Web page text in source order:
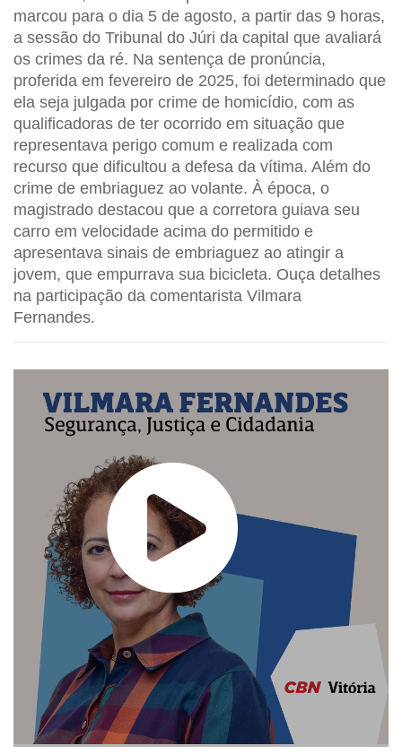
marcou para o dia 5 de agosto, a partir das 9 horas,
a sessão do Tribunal do Júri da capital que avaliará
os crimes da ré. Na sentença de pronúncia,
proferida em fevereiro de 2025, foi determinado que
ela seja julgada por crime de homicídio, com as
qualificadoras de ter ocorrido em situação que
representava perigo comum e realizada com
recurso que dificultou a defesa da vítima. Além do
crime de embriaguez ao volante. À época, o
magistrado destacou que a corretora guiava seu
carro em velocidade acima do permitido e
apresentava sinais de embriaguez ao atingir a
jovem, que empurrava sua bicicleta. Ouça detalhes
na participação da comentarista Vilmara
Fernandes.